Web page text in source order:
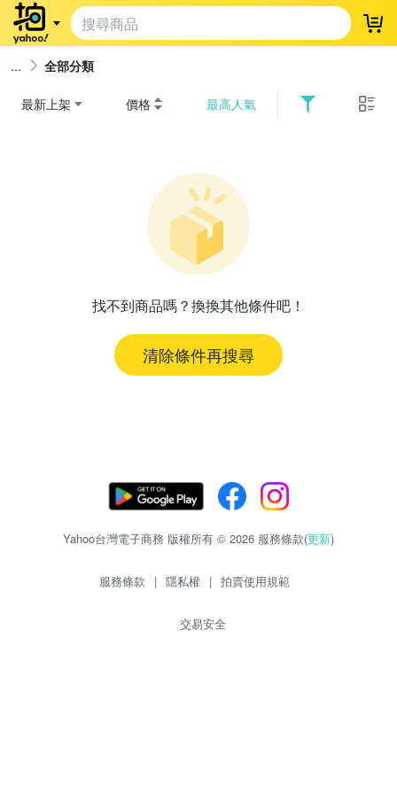
登
全部分類
最新上架 價格 最高人氣
找不到商品嗎？換換其他條件吧！
清除條件再搜尋
Yahoo台灣電子商務 版權所有 © 2026 服務條款(更新)
服務條款 | 隱私權 | 拍賣使用規範
交易安全